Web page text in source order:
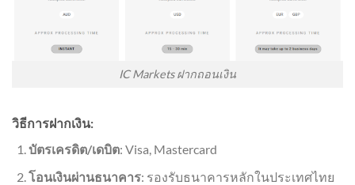
IC Markets ฝากถอนเงิน
วิธีการฝากเงิน:
บัตรเครดิต/เดบิต: Visa, Mastercard
โอนเงินผ่านธนาคาร: รองรับธนาคารหลักในประเทศไทย